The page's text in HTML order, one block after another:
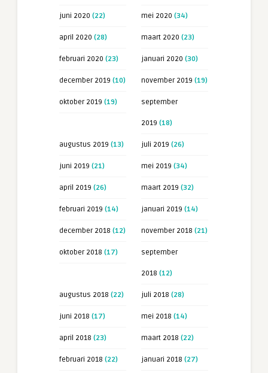
juni 2020 (22) mei 2020 (34)
april 2020 (28) maart 2020 (23)
februari 2020 (23) januari 2020 (30)
december 2019 (10) november 2019 (19)
oktober 2019 (19) september
2019 (18)
augustus 2019 (13) juli 2019 (26)
juni 2019 (21) mei 2019 (34)
april 2019 (26) maart 2019 (32)
februari 2019 (14) januari 2019 (14)
december 2018 (12) november 2018 (21)
oktober 2018 (17) september
2018 (12)
augustus 2018 (22) juli 2018 (28)
juni 2018 (17) mei 2018 (14)
april 2018 (23) maart 2018 (22)
februari 2018 (22) januari 2018 (27)